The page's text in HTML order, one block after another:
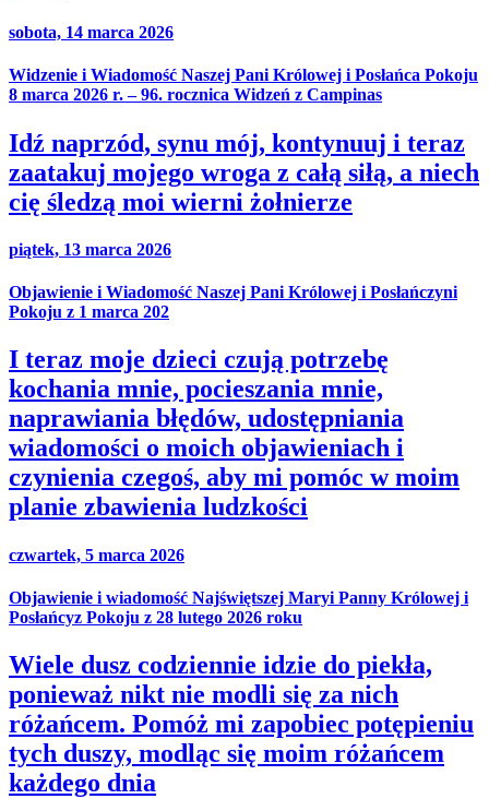
sobota, 14 marca 2026
Widzenie i Wiadomość Naszej Pani Królowej i Posłańca Pokoju
8 marca 2026 r. – 96. rocznica Widzeń z Campinas
Idź naprzód, synu mój, kontynuuj i teraz
zaatakuj mojego wroga z całą siłą, a niech
cię śledzą moi wierni żołnierze
piątek, 13 marca 2026
Objawienie i Wiadomość Naszej Pani Królowej i Posłańczyni
Pokoju z 1 marca 202
I teraz moje dzieci czują potrzebę
kochania mnie, pocieszania mnie,
naprawiania błędów, udostępniania
wiadomości o moich objawieniach i
czynienia czegoś, aby mi pomóc w moim
planie zbawienia ludzkości
czwartek, 5 marca 2026
Objawienie i wiadomość Najświętszej Maryi Panny Królowej i
Posłańcyz Pokoju z 28 lutego 2026 roku
Wiele dusz codziennie idzie do piekła,
ponieważ nikt nie modli się za nich
różańcem. Pomóż mi zapobiec potępieniu
tych duszy, modląc się moim różańcem
każdego dnia